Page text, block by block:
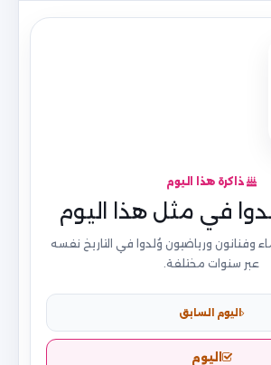
ذاكرة هذا اليوم
في مثل هذا اليوم
وفنانون ورياضيون وُلدوا في التاريخ نفسه
عبر سنوات مختلفة.
اليوم السابق
اليوم